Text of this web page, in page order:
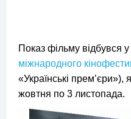
Показ фільму відбувся
міжнародного
«Українські
жовтня по 3 листопада.